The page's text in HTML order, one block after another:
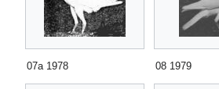
07a 1978 08 1979